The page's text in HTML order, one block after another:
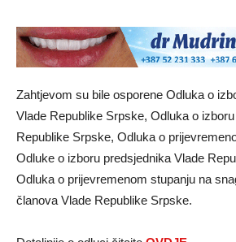
Zahtjevom su bile osporene Odluka o
Vlade Republike Srpske, Odluka o
Republike Srpske, Odluka o
Odluke o izboru predsjednika Vlade
Odluka o prijevremenom stupanju na
članova Vlade Republike Srpske.